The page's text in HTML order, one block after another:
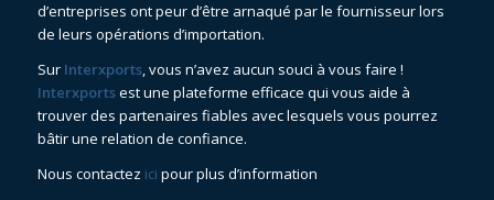
d’entreprises ont peur d’être arnaqué par le fournisseur lors
de leurs opérations d’importation.
Sur Interxports, vous n’avez aucun souci à vous faire !
Interxportsest une plateforme efficace qui vous aide à
trouver des partenaires fiables avec lesquels vous pourrez
bâtir une relation de confiance.
Nous contactez ici pour plus d’information